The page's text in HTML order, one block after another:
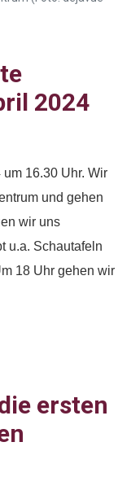
2024
16.30 Uhr. Wir
und gehen
wir uns
u.a. Schautafeln
18 Uhr gehen wir
ersten